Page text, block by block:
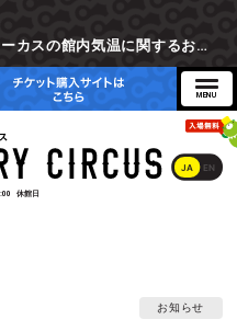
【重要】東京ミステリーサーカスの館内気温に関するお詫びとご参加辞退時の返金対応について
JA EN
休館日
お知らせ